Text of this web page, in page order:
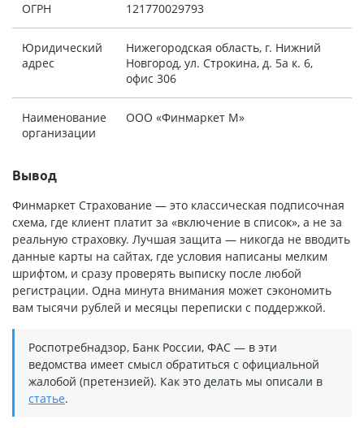
ОГРН 121770029793
Юридический
адрес
Нижегородская область, г. Нижний
Новгород, ул. Строкина, д. 5а к. 6,
офис 306
Наименование
организации
ООО «Финмаркет М»
Вывод
Финмаркет Страхование — это классическая подписочная
схема, где клиент платит за «включение в список», а не за
реальную страховку. Лучшая защита — никогда не вводить
данные карты на сайтах, где условия написаны мелким
шрифтом, и сразу проверять выписку после любой
регистрации. Одна минута внимания может сэкономить
вам тысячи рублей и месяцы переписки с поддержкой.
Роспотребнадзор, Банк России, ФАС — в эти
ведомства имеет смысл обратиться с официальной
жалобой (претензией). Как это делать мы описали в
статье.